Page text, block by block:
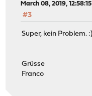
March 08, 2019, 12:58:15
#3
Super, kein Problem. :)
Grüsse
Franco